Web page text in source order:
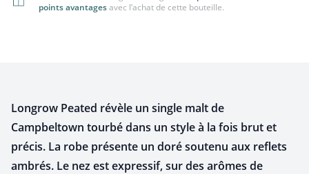
points avantagesavec l’achat de cette bouteille.
Longrow Peated révèle un single malt de
Campbeltown tourbé dans un style à la fois brut et
précis. La robe présente un doré soutenu aux reflets
ambrés. Le nez est expressif, sur des arômes de